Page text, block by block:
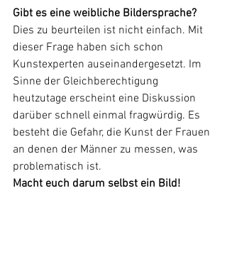
Gibt es eine weibliche Bildersprache?
Dies zu beurteilen ist nicht einfach. Mit
dieser Frage haben sich schon
Kunstexperten auseinandergesetzt. Im
Sinne der Gleichberechtigung
heutzutage erscheint eine Diskussion
darüber schnell einmal fragwürdig. Es
besteht die Gefahr, die Kunst der Frauen
an denen der Männer zu messen, was
problematisch ist.
Macht euch darum selbst ein Bild!